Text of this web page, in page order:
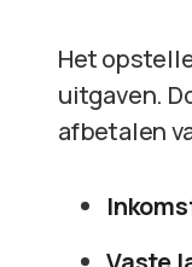
Het
uitgaven.
afbetalen